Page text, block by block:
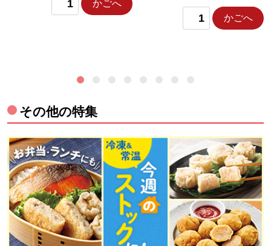
かごへ
かごへ
その他の特集